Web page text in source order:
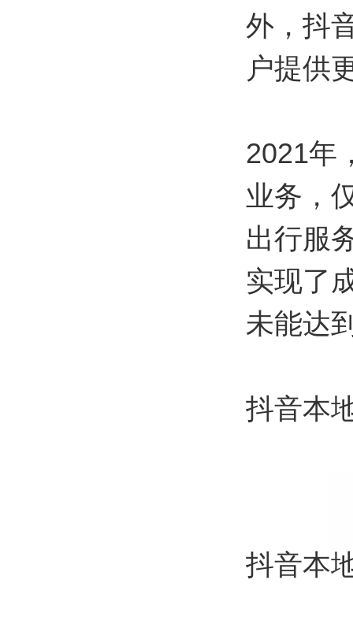
外，抖
户提供
2021年
业务，
出行服
实现了
未能达
抖音本
抖音本